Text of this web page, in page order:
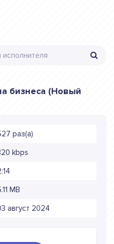
бизнеса (Новый
раз(а)
kbps
MB
август 2024